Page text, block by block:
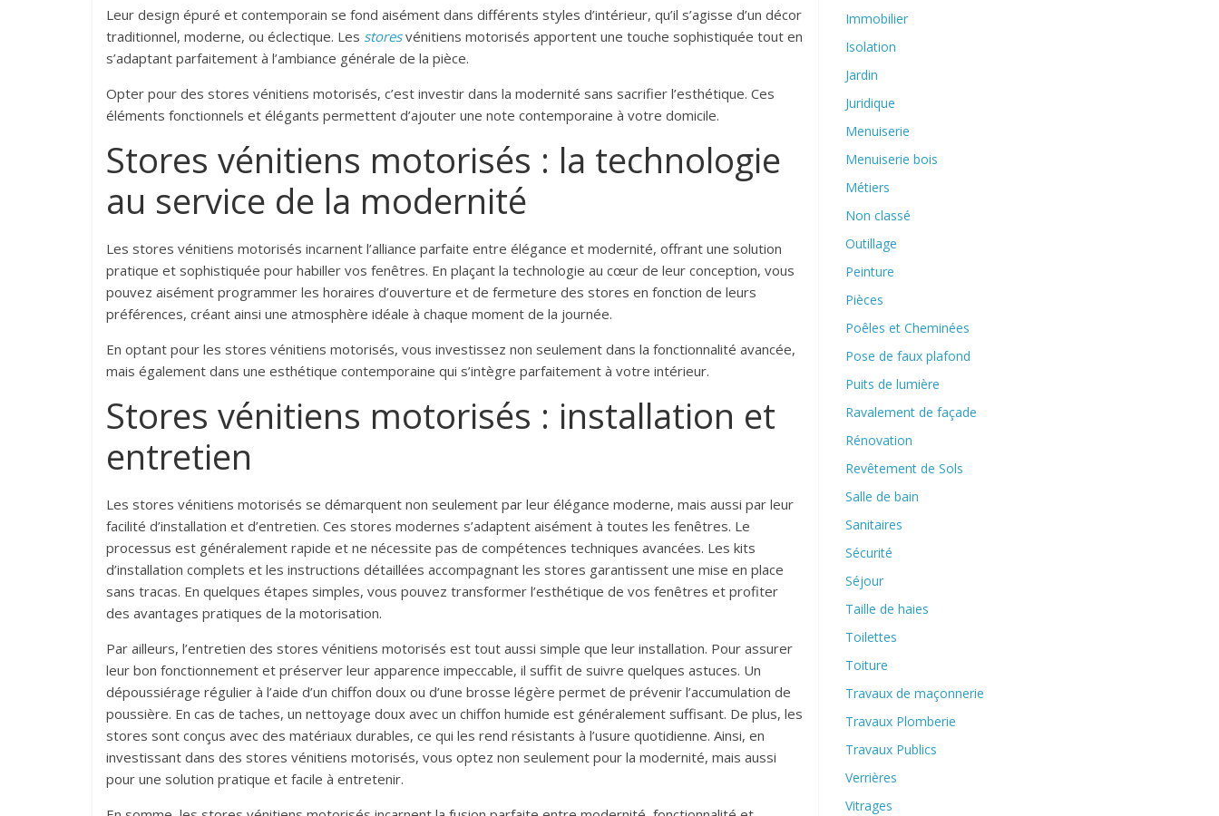
Leur design épuré et contemporain se fond aisément dans différents styles d’intérieur, qu’il s’agisse d’un décor
traditionnel, moderne, ou éclectique. Les storesvénitiens motorisés apportent une touche sophistiquée tout en
s’adaptant parfaitement à l’ambiance générale de la pièce.
Opter pour des stores vénitiens motorisés, c’est investir dans la modernité sans sacrifier l’esthétique. Ces
éléments fonctionnels et élégants permettent d’ajouter une note contemporaine à votre domicile.
Stores vénitiens motorisés : la technologie
au service de la modernité
Les stores vénitiens motorisés incarnent l’alliance parfaite entre élégance et modernité, offrant une solution
pratique et sophistiquée pour habiller vos fenêtres. En plaçant la technologie au cœur de leur conception, vous
pouvez aisément programmer les horaires d’ouverture et de fermeture des stores en fonction de leurs
préférences, créant ainsi une atmosphère idéale à chaque moment de la journée.
En optant pour les stores vénitiens motorisés, vous investissez non seulement dans la fonctionnalité avancée,
mais également dans une esthétique contemporaine qui s’intègre parfaitement à votre intérieur.
Stores vénitiens motorisés : installation et
entretien
Les stores vénitiens motorisés se démarquent non seulement par leur élégance moderne, mais aussi par leur
facilité d’installation et d’entretien. Ces stores modernes s’adaptent aisément à toutes les fenêtres. Le
processus est généralement rapide et ne nécessite pas de compétences techniques avancées. Les kits
d’installation complets et les instructions détaillées accompagnant les stores garantissent une mise en place
sans tracas. En quelques étapes simples, vous pouvez transformer l’esthétique de vos fenêtres et profiter
des avantages pratiques de la motorisation.
Par ailleurs, l’entretien des stores vénitiens motorisés est tout aussi simple que leur installation. Pour assurer
leur bon fonctionnement et préserver leur apparence impeccable, il suffit de suivre quelques astuces. Un
dépoussiérage régulier à l’aide d’un chiffon doux ou d’une brosse légère permet de prévenir l’accumulation de
poussière. En cas de taches, un nettoyage doux avec un chiffon humide est généralement suffisant. De plus, les
stores sont conçus avec des matériaux durables, ce qui les rend résistants à l’usure quotidienne. Ainsi, en
investissant dans des stores vénitiens motorisés, vous optez non seulement pour la modernité, mais aussi
pour une solution pratique et facile à entretenir.
Immobilier
Isolation
Jardin
Juridique
Menuiserie
Menuiserie bois
Métiers
Non classé
Outillage
Peinture
Pièces
Poêles et Cheminées
Pose de faux plafond
Puits de lumière
Ravalement de façade
Rénovation
Revêtement de Sols
Salle de bain
Sanitaires
Sécurité
Séjour
Taille de haies
Toilettes
Toiture
Travaux de maçonnerie
Travaux Plomberie
Travaux Publics
Verrières
Vitrages